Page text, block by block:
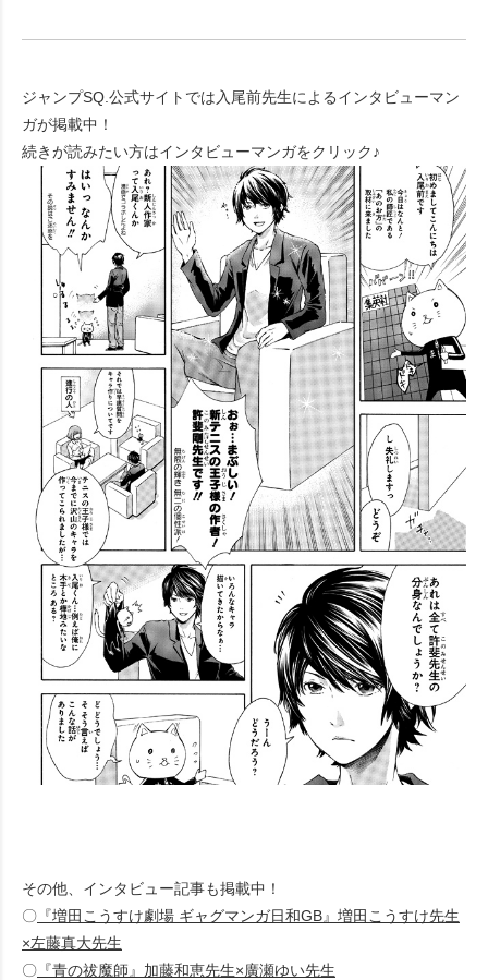
ジャンプSQ.公式サイトでは入尾前先生によるインタビューマン
ガが掲載中！
続きが読みたい方はインタビューマンガをクリック♪
その他、インタビュー記事も掲載中！
〇 『増田こうすけ劇場 ギャグマンガ日和GB』増田こうすけ先生
×左藤真大先生
〇 『青の祓魔師』加藤和恵先生×廣瀬ゆい先生